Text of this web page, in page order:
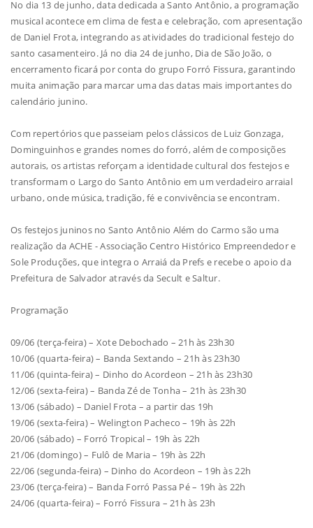
No dia 13 de junho, data dedicada a Santo Antônio, a programação
musical acontece em clima de festa e celebração, com apresentação
de Daniel Frota, integrando as atividades do tradicional festejo do
santo casamenteiro. Já no dia 24 de junho, Dia de São João, o
encerramento ficará por conta do grupo Forró Fissura, garantindo
muita animação para marcar uma das datas mais importantes do
calendário junino.
Com repertórios que passeiam pelos clássicos de Luiz Gonzaga,
Dominguinhos e grandes nomes do forró, além de composições
autorais, os artistas reforçam a identidade cultural dos festejos e
transformam o Largo do Santo Antônio em um verdadeiro arraial
urbano, onde música, tradição, fé e convivência se encontram.
Os festejos juninos no Santo Antônio Além do Carmo são uma
realização da ACHE - Associação Centro Histórico Empreendedor e
Sole Produções, que integra o Arraiá da Prefs e recebe o apoio da
Prefeitura de Salvador através da Secult e Saltur.
Programação
09/06 (terça-feira) – Xote Debochado – 21h às 23h30
10/06 (quarta-feira) – Banda Sextando – 21h às 23h30
11/06 (quinta-feira) – Dinho do Acordeon – 21h às 23h30
12/06 (sexta-feira) – Banda Zé de Tonha – 21h às 23h30
13/06 (sábado) – Daniel Frota – a partir das 19h
19/06 (sexta-feira) – Welington Pacheco – 19h às 22h
20/06 (sábado) – Forró Tropical – 19h às 22h
21/06 (domingo) – Fulô de Maria – 19h às 22h
22/06 (segunda-feira) – Dinho do Acordeon – 19h às 22h
23/06 (terça-feira) – Banda Forró Passa Pé – 19h às 22h
24/06 (quarta-feira) – Forró Fissura – 21h às 23h